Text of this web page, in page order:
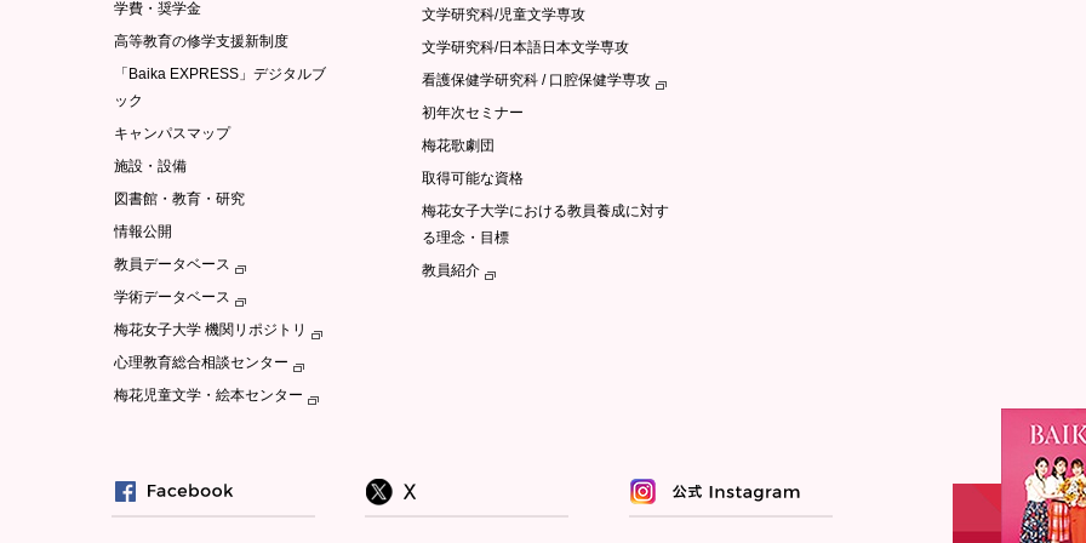
学費・奨学金
高等教育の修学支援新制度
「Baika EXPRESS」デジタルブ
ック
キャンパスマップ
施設・設備
図書館・教育・研究
情報公開
教員データベース
学術データベース
梅花女子大学 機関リポジトリ
心理教育総合相談センター
梅花児童文学・絵本センター
文学研究科/児童文学専攻
文学研究科/日本語日本文学専攻
看護保健学研究科 / 口腔保健学専攻
初年次セミナー
梅花歌劇団
取得可能な資格
梅花女子大学における教員養成に対す
る理念・目標
教員紹介